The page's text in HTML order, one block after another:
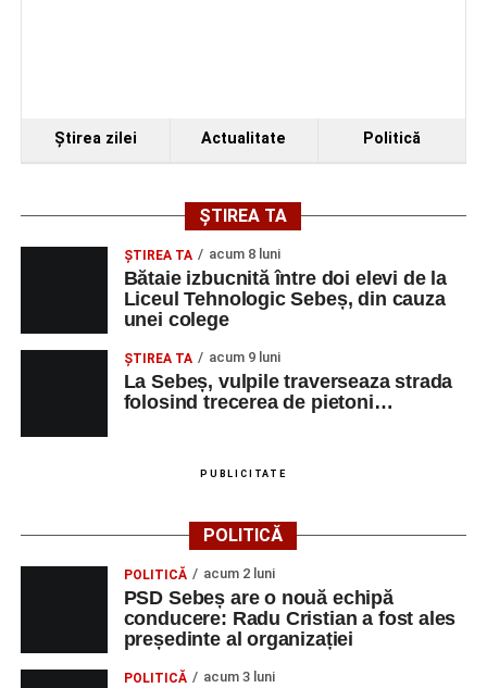
Ştirea zilei Actualitate Politică
ȘTIREA TA
ŞTIREA TA acum 8 luni
Bătaie izbucnită între doi elevi de la
Liceul Tehnologic Sebeș, din cauza
unei colege
ŞTIREA TA acum 9 luni
La Sebeș, vulpile traverseaza strada
folosind trecerea de pietoni…
PUBLICITATE
POLITICĂ
POLITICĂ acum 2 luni
PSD Sebeș are o nouă echipă
conducere: Radu Cristian a fost ales
președinte al organizației
POLITICĂ acum 3 luni